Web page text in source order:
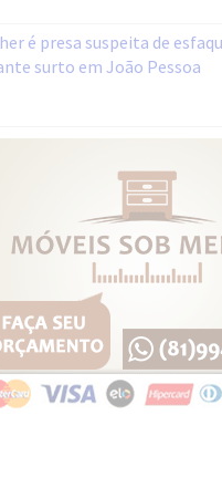
é presa suspeita de
surto em João Pessoa